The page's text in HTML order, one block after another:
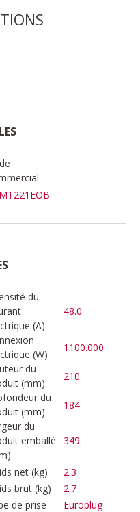
du
(A)
48.0
(W)
1100.000
du
(mm)
210
du
(mm)
184
du
emballé
349
net (kg)
2.3
brut (kg)
2.7
de prise
Europlug